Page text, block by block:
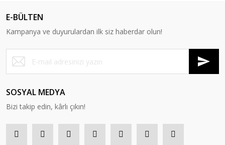
E-BÜLTEN
Kampanya ve duyurulardan ilk siz haberdar olun!
SOSYAL MEDYA
Bizi takip edin, kârlı çıkın!